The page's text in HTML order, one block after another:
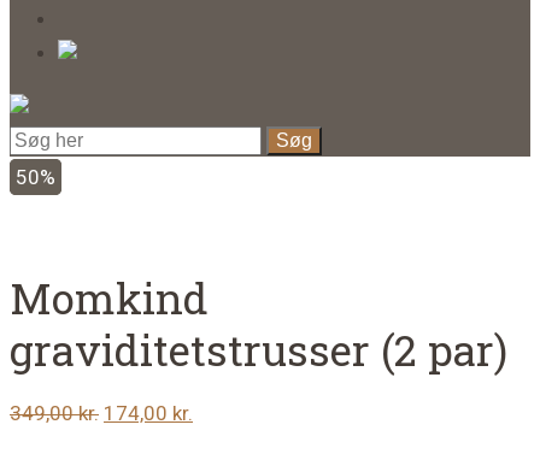
50%
Momkind
graviditetstrusser (2 par)
349,00kr. Den
174,00 kr.